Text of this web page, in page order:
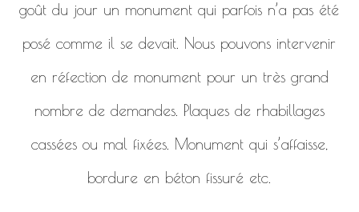
goût du jour un monument qui parfois n’a pas été
posé comme il se devait. Nous pouvons intervenir
en réfection de monument pour un très grand
nombre de demandes. Plaques de rhabillages
cassées ou mal fixées. Monument qui s’affaisse,
bordure en béton fissuré etc.